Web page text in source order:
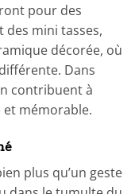
pour des
mini tasses,
décorée, où
Dans
contribuent à
mémorable.
plus qu’un geste